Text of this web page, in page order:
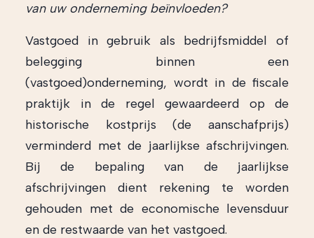
van uw onderneming beïnvloeden?
Vastgoed in gebruik als bedrijfsmiddel of
belegging binnen een
(vastgoed)onderneming, wordt in de fiscale
praktijk in de regel gewaardeerd op de
historische kostprijs (de aanschafprijs)
verminderd met de jaarlijkse afschrijvingen.
Bij de bepaling van de jaarlijkse
afschrijvingen dient rekening te worden
gehouden met de economische levensduur
en de restwaarde van het vastgoed.